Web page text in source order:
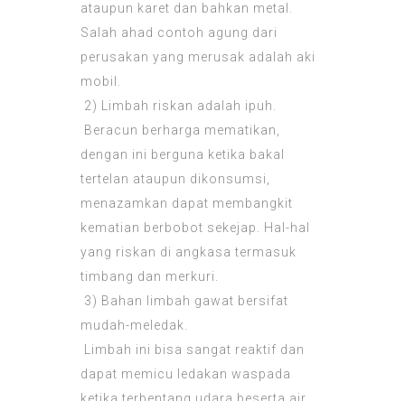
ataupun karet dan bahkan metal.
Salah ahad contoh agung dari
perusakan yang merusak adalah aki
mobil.
2) Limbah riskan adalah ipuh.
Beracun berharga mematikan,
dengan ini berguna ketika bakal
tertelan ataupun dikonsumsi,
menazamkan dapat membangkit
kematian berbobot sekejap. Hal-hal
yang riskan di angkasa termasuk
timbang dan merkuri.
3) Bahan limbah gawat bersifat
mudah-meledak.
Limbah ini bisa sangat reaktif dan
dapat memicu ledakan waspada